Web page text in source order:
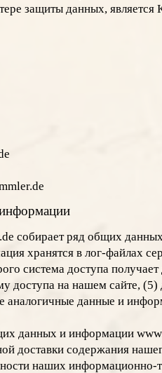
защиты данных,
собирает ряд общих
хранятся в лог-файлах
система доступа
доступа на нашем сайте,
аналогичные данные и
данных и информации
доставки содержания
наших информационно-